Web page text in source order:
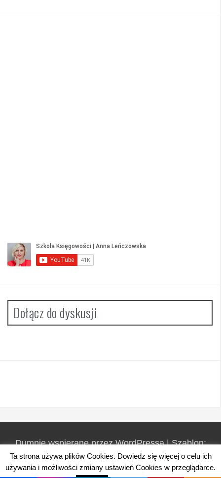
Dołącz do dyskusji
Dumnie wspierane przez WordPressa|Szablon:
FlyMagby Themeisle.
Ta strona używa plików Cookies. Dowiedz się więcej o celu ich
używania i możliwości zmiany ustawień Cookies w przeglądarce.